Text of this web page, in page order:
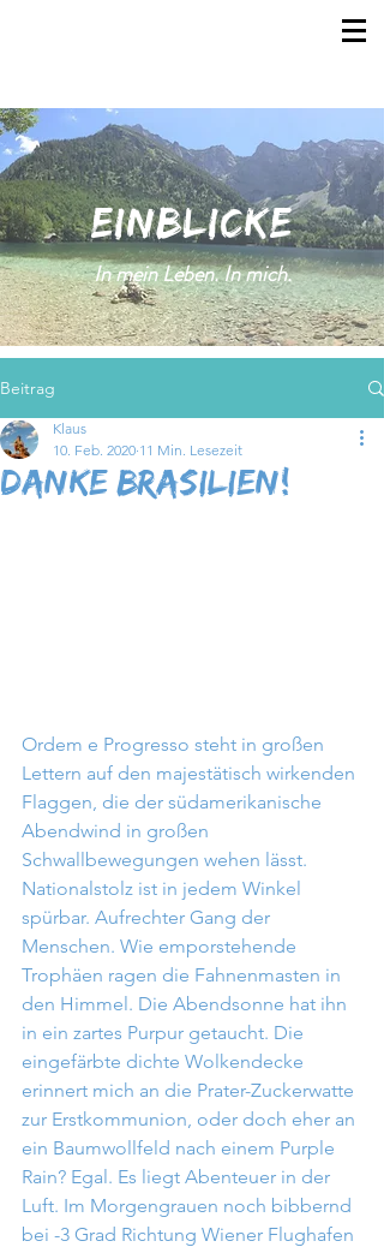
EINBLICKE
In mein Leben. In mich.
Beitrag
Danke Brasilien!
Klaus
10. Feb. 2020 11 Min. Lesezeit
Ordem e Progresso steht in großen
Lettern auf den majestätisch wirkenden
Flaggen, die der südamerikanische
Abendwind in großen
Schwallbewegungen wehen lässt.
Nationalstolz ist in jedem Winkel
spürbar. Aufrechter Gang der
Menschen. Wie emporstehende
Trophäen ragen die Fahnenmasten in
den Himmel. Die Abendsonne hat ihn
in ein zartes Purpur getaucht. Die
eingefärbte dichte Wolkendecke
erinnert mich an die Prater-Zuckerwatte
zur Erstkommunion, oder doch eher an
ein Baumwollfeld nach einem Purple
Rain? Egal. Es liegt Abenteuer in der
Luft. Im Morgengrauen noch bibbernd
bei -3 Grad Richtung Wiener Flughafen